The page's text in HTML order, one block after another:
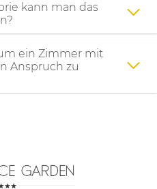
kann man das
ein Zimmer mit
Anspruch zu